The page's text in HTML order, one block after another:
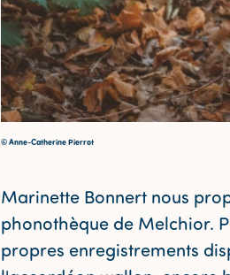
© Anne-Catherine Pierrot
Marinette Bonnert nous
phonothèque de Melchior.
propres enregistrements